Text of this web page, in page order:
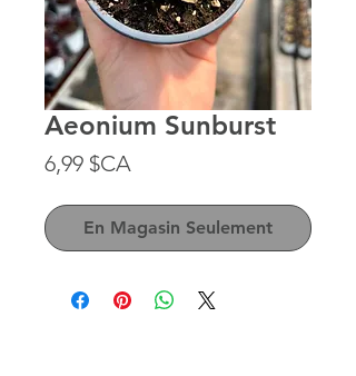
Aeonium Sunburst
6,99 $CA
En Magasin Seulement